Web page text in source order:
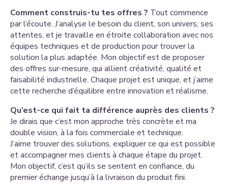
Comment construis-tu tes offres ? Tout commence
par l’écoute. J’analyse le besoin du client, son univers, ses
attentes, et je travaille en étroite collaboration avec nos
équipes techniques et de production pour trouver la
solution la plus adaptée. Mon objectif est de proposer
des offres sur-mesure, qui allient créativité, qualité et
faisabilité industrielle. Chaque projet est unique, et j’aime
cette recherche d’équilibre entre innovation et réalisme.
Qu’est-ce qui fait ta différence auprès des clients ?
Je dirais que c’est mon approche très concrète et ma
double vision, à la fois commerciale et technique.
J’aime trouver des solutions, expliquer ce qui est possible
et accompagner mes clients à chaque étape du projet.
Mon objectif, c’est qu’ils se sentent en confiance, du
premier échange jusqu’à la livraison du produit fini.